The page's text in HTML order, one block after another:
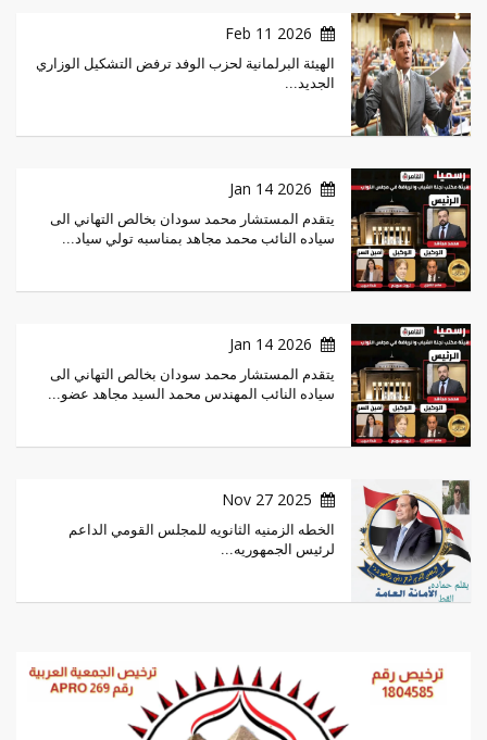
2026 Feb 11
الهيئة البرلمانية لحزب الوفد ترفض التشكيل الوزاري
الجديد...
2026 Jan 14
يتقدم المستشار محمد سودان بخالص التهاني الى
سياده النائب محمد مجاهد بمناسبه تولي سياد...
2026 Jan 14
يتقدم المستشار محمد سودان بخالص التهاني الى
سياده النائب المهندس محمد السيد مجاهد عضو...
2025 Nov 27
الخطه الزمنيه الثانويه للمجلس القومي الداعم
لرئيس الجمهوريه...